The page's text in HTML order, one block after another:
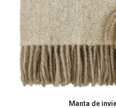
COMPRAR
Manta de